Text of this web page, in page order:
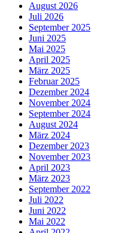
August 2026
Juli 2026
September 2025
Juni 2025
Mai 2025
April 2025
März 2025
Februar 2025
Dezember 2024
November 2024
September 2024
August 2024
März 2024
Dezember 2023
November 2023
April 2023
März 2023
September 2022
Juli 2022
Juni 2022
Mai 2022